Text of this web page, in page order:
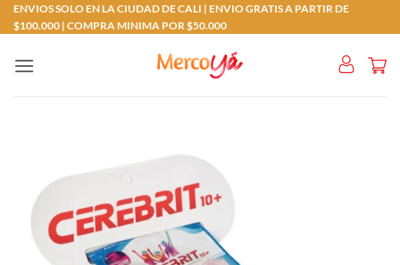
Saltar
al
ENVIOS SOLO EN LA CIUDAD DE CALI | ENVIO GRATIS A PARTIR DE
$100.000 | COMPRA MINIMA POR $50.000